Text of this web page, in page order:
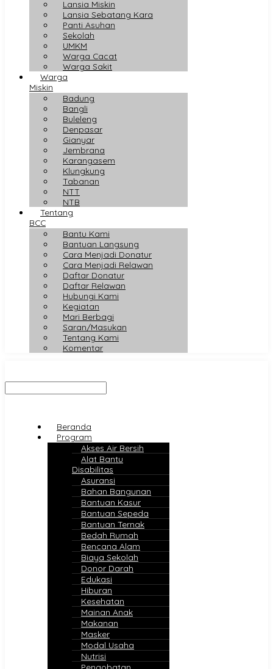
Lansia Miskin
Lansia Sebatang Kara
Panti Asuhan
Sekolah
UMKM
Warga Cacat
Warga Sakit
Warga
Miskin
Badung
Bangli
Buleleng
Denpasar
Gianyar
Jembrana
Karangasem
Klungkung
Tabanan
NTT
NTB
Tentang
BCC
Bantu Kami
Bantuan Langsung
Cara Menjadi Donatur
Cara Menjadi Relawan
Daftar Donatur
Daftar Relawan
Hubungi Kami
Kegiatan
Mari Berbagi
Saran/Masukan
Tentang Kami
Komentar
Beranda
Program
Akses Air Bersih
Alat Bantu
Disabilitas
Asuransi
Bahan Bangunan
Bantuan Kasur
Bantuan Sepeda
Bantuan Ternak
Bedah Rumah
Bencana Alam
Biaya Sekolah
Donor Darah
Edukasi
Hiburan
Kesehatan
Mainan Anak
Makanan
Masker
Modal Usaha
Nutrisi
Pengobatan